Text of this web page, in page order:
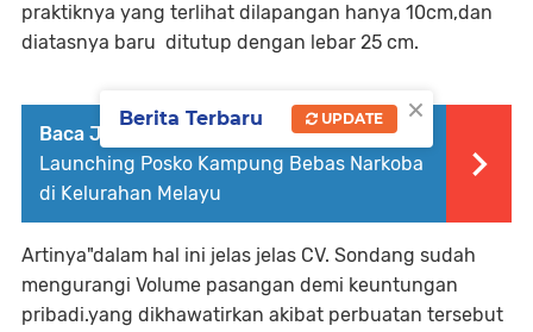
praktiknya yang terlihat dilapangan hanya 10cm,dan
diatasnya baru ditutup dengan lebar 25 cm.
Baca Juga :
Kapolsek Siantar Utara
Launching Posko Kampung Bebas Narkoba
di Kelurahan Melayu
Artinya"dalam hal ini jelas jelas CV. Sondang sudah
mengurangi Volume pasangan demi keuntungan
pribadi.yang dikhawatirkan akibat perbuatan tersebut
×
Berita Terbaru UPDATE